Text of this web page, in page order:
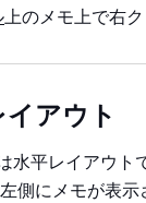
上のメモ上で右
アウト
水平レイアウ
側にメモが表